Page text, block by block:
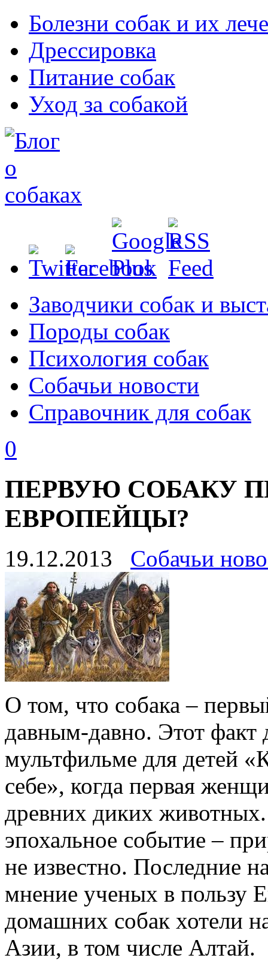
Болезни собак и их
Дрессировка
Питание собак
Уход за собакой
Заводчики собак и
Породы собак
Психология собак
Собачьи новости
Справочник для собак
0
ПЕРВУЮ СОБАКУ
ЕВРОПЕЙЦЫ?
19.12.2013 Собачьи
О том, что собака –
давным-давно. Этот факт
мультфильме для детей
себе», когда первая
древних диких
эпохальное событие –
не известно. Последние
мнение ученых в пользу
домашних собак хотели
Азии, в том числе Алтай.